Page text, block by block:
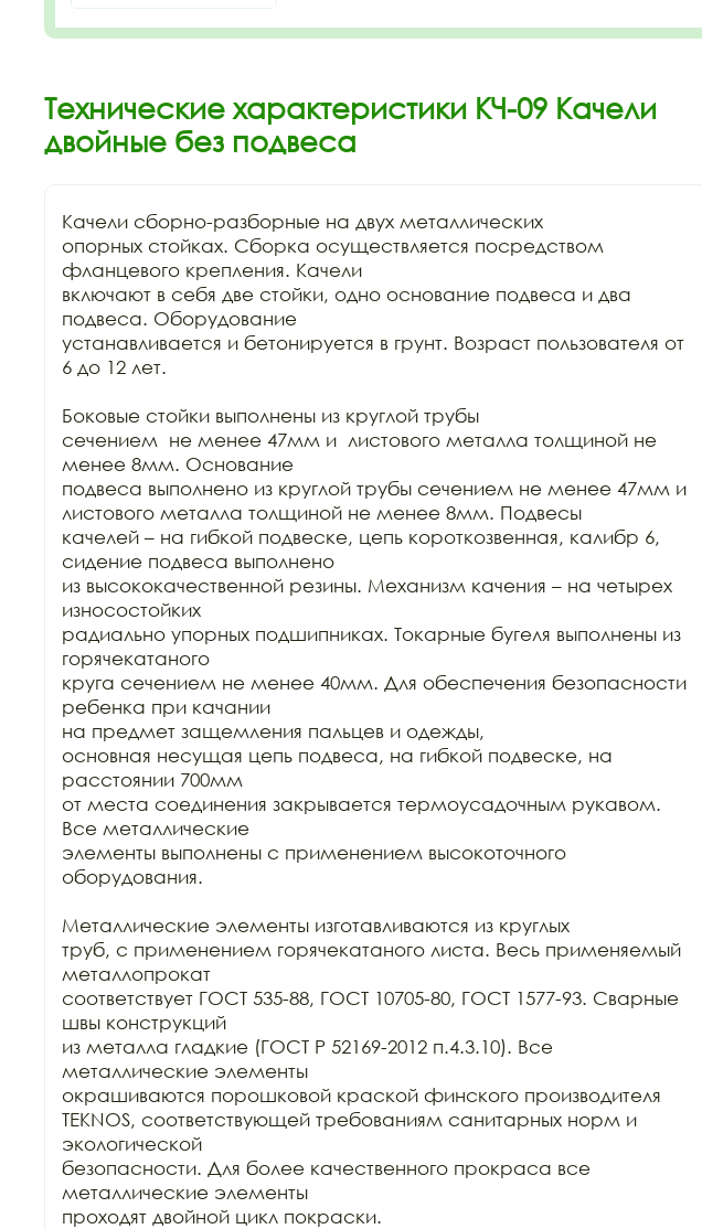
Технические характеристики КЧ-09 Качели
двойные без подвеса
Качели сборно-разборные на двух металлических
опорных стойках. Сборка осуществляется посредством
фланцевого крепления. Качели
включают в себя две стойки, одно основание подвеса и два
подвеса. Оборудование
устанавливается и бетонируется в грунт. Возраст пользователя от
6 до 12 лет.
Боковые стойки выполнены из круглой трубы
сечением  не менее 47мм и  листового металла толщиной не
менее 8мм. Основание
подвеса выполнено из круглой трубы сечением не менее 47мм и
листового металла толщиной не менее 8мм. Подвесы
качелей – на гибкой подвеске, цепь короткозвенная, калибр 6,
сидение подвеса выполнено
из высококачественной резины. Механизм качения – на четырех
износостойких
радиально упорных подшипниках. Токарные бугеля выполнены из
горячекатаного
круга сечением не менее 40мм. Для обеспечения безопасности
ребенка при качании
на предмет защемления пальцев и одежды,
основная несущая цепь подвеса, на гибкой подвеске, на
расстоянии 700мм
от места соединения закрывается термоусадочным рукавом.
Все металлические
элементы выполнены с применением высокоточного
оборудования.
Металлические элементы изготавливаются из круглых
труб, с применением горячекатаного листа. Весь применяемый
металлопрокат
соответствует ГОСТ 535-88, ГОСТ 10705-80, ГОСТ 1577-93. Сварные
швы конструкций
из металла гладкие (ГОСТ Р 52169-2012 п.4.3.10). Все
металлические элементы
окрашиваются порошковой краской финского производителя
TEKNOS, соответствующей требованиям санитарных норм и
экологической
безопасности. Для более качественного прокраса все
металлические элементы
проходят двойной цикл покраски.